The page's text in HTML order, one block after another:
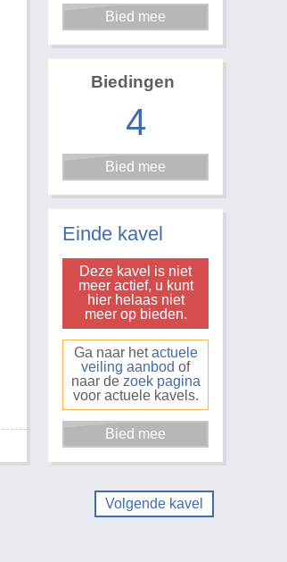
Biedingen
4
Einde kavel
Deze kavel is niet
meer actief, u kunt
hier helaas niet
meer op bieden.
Ga naar hetactuele
veiling aanbod of
naar de zoek pagina
voor actuele kavels.
Volgende kavel